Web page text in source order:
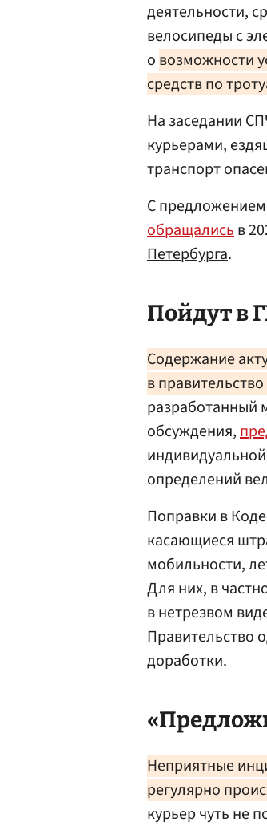
деятельности,
велосипеды с
о возможности
средств по
На заседании
курьерами,
транспорт
С предложением
обращалисьв
Петербурга.
Пойдут в
Содержание
в
разработанный
обсуждения,
определений
Поправки в
касающиеся
мобильности,
Для них, в
в нетрезвом
Правительство
доработки.
Неприятные
регулярно
курьер чуть не